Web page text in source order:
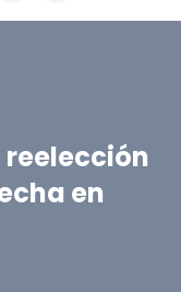
en